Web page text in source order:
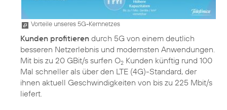
Vorteile unseres 5G-Kernnetzes
Kunden profitieren durch 5G von einem deutlich
besseren Netzerlebnis und modernsten Anwendungen.
Mit bis zu 20 GBit/s surfen O2 Kunden künftig rund 100
Mal schneller als über den LTE (4G)-Standard, der
ihnen aktuell Geschwindigkeiten von bis zu 225 Mbit/s
liefert.